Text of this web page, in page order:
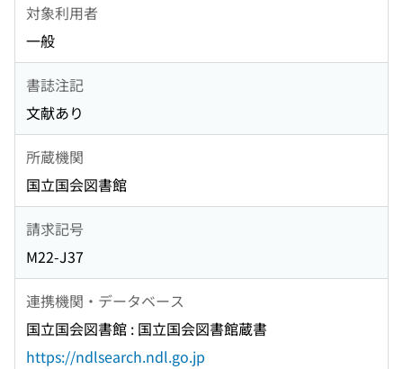
対象利用者
一般
書誌注記
文献あり
所蔵機関
国立国会図書館
請求記号
M22-J37
連携機関・データベース
国立国会図書館 : 国立国会図書館蔵書
https://ndlsearch.ndl.go.jp